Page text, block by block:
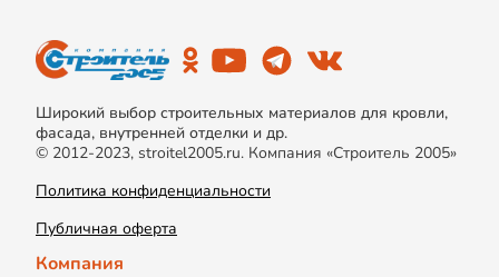
Широкий выбор строительных материалов для кровли,
фасада, внутренней отделки и др.
© 2012-2023, stroitel2005.ru. Компания «Строитель 2005»
Политика конфиденциальности
Публичная оферта
Компания